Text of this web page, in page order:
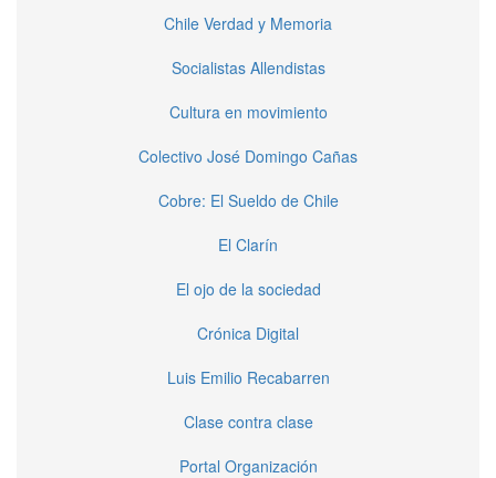
Chile Verdad y Memoria
Socialistas Allendistas
Cultura en movimiento
Colectivo José Domingo Cañas
Cobre: El Sueldo de Chile
El Clarín
El ojo de la sociedad
Crónica Digital
Luis Emilio Recabarren
Clase contra clase
Portal Organización